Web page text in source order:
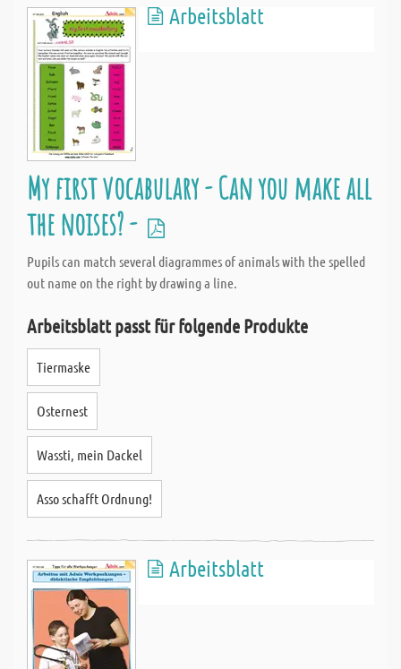
Arbeitsblatt
My first vocabulary - Can you make all
the noises? -
Pupils can match several diagrammes of animals with the spelled
out name on the right by drawing a line.
Arbeitsblatt passt für folgende Produkte
Tiermaske
Osternest
Wassti, mein Dackel
Asso schafft Ordnung!
Arbeitsblatt